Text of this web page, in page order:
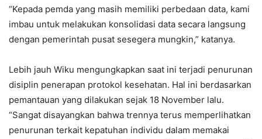
“Kepada pemda yang masih memiliki perbedaan data, kami
imbau untuk melakukan konsolidasi data secara langsung
dengan pemerintah pusat sesegera mungkin,” katanya.
Lebih jauh Wiku mengungkapkan saat ini terjadi penurunan
disiplin penerapan protokol kesehatan. Hal ini berdasarkan
pemantauan yang dilakukan sejak 18 November lalu.
“Sangat disayangkan bahwa trennya terus memperlihatkan
penurunan terkait kepatuhan individu dalam memakai